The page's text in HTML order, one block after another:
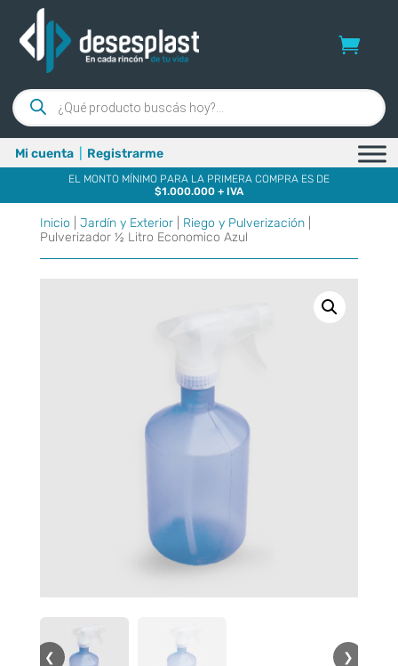
Búsqueda
de
productos
Mi cuenta Registrarme
EL MONTO MÍNIMO PARA LA PRIMERA COMPRA ES DE
$1.000.000 + IVA
Inicio Jardín y Exterior| Riego y Pulverización|
Pulverizador ½ Litro Economico Azul
❮ ❯